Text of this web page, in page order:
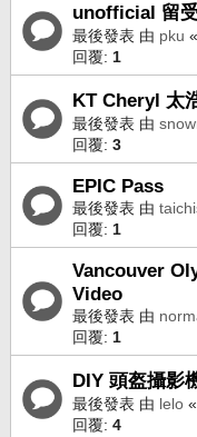
unofficial 留
最後發表 由 pku «
回覆: 1
KT Cheryl 太
最後發表 由
回覆: 3
EPIC Pass
最後發表 由
回覆: 1
Vancouver
Video
最後發表 由
回覆: 1
DIY 頭盔攝影
最後發表 由 lelo «
回覆: 4